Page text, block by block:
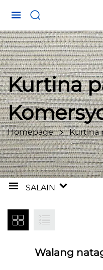
Kurtina
Homepage Kurtina
SALAIN
Walang